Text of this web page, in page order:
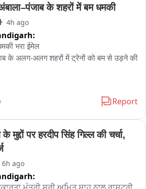
के शहरों में बम धमकी
4h ago
भरा ईमेल
के अलग-अलग शहरों में ट्रेनों को बम से उड़ने की
Report
मुद्दों पर हरदीप सिंह गिल्ल की चर्चा,
6h ago
ਮੰਤਰੀ ਸ਼੍ਰੀ ਅਮਿਤ ਸ਼ਾਹ ਨਾਲ ਰਾਸ਼ਟਰੀ